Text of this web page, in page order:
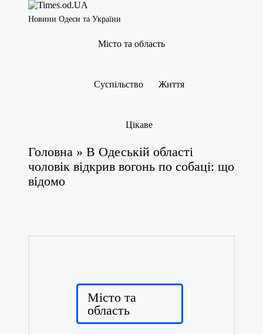
Новини Одеси та України
Місто та область
Суспільство Життя
Цікаве
Головна » В Одеській області
чоловік відкрив вогонь по собаці: що
відомо
Posted
Місто та
область